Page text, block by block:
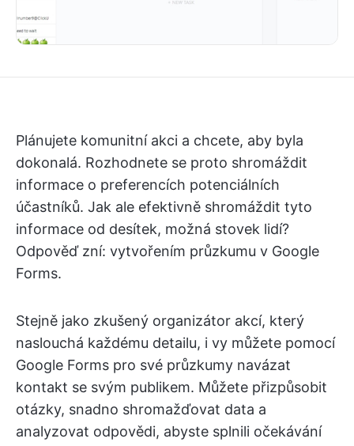
Plánujete komunitní akci a chcete, aby byla
dokonalá. Rozhodnete se proto shromáždit
informace o preferencích potenciálních
účastníků. Jak ale efektivně shromáždit tyto
informace od desítek, možná stovek lidí?
Odpověď zní: vytvořením průzkumu v Google
Forms.
Stejně jako zkušený organizátor akcí, který
naslouchá každému detailu, i vy můžete pomocí
Google Forms pro své průzkumy navázat
kontakt se svým publikem. Můžete přizpůsobit
otázky, snadno shromažďovat data a
analyzovat odpovědi, abyste splnili očekávání